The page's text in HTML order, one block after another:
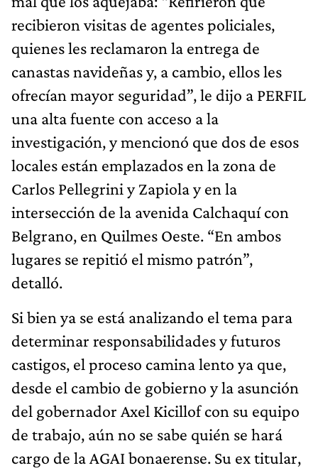
recibieron visitas de agentes policiales,
quienes les reclamaron la entrega de
canastas navideñas y, a cambio, ellos les
ofrecían mayor seguridad”, le dijo a PERFIL
una alta fuente con acceso a la
investigación, y mencionó que dos de esos
locales están emplazados en la zona de
Carlos Pellegrini y Zapiola y en la
intersección de la avenida Calchaquí con
Belgrano, en Quilmes Oeste. “En ambos
lugares se repitió el mismo patrón”,
detalló.
Si bien ya se está analizando el tema para
determinar responsabilidades y futuros
castigos, el proceso camina lento ya que,
desde el cambio de gobierno y la asunción
del gobernador Axel Kicillof con su equipo
de trabajo, aún no se sabe quién se hará
cargo de la AGAI bonaerense. Su ex titular,